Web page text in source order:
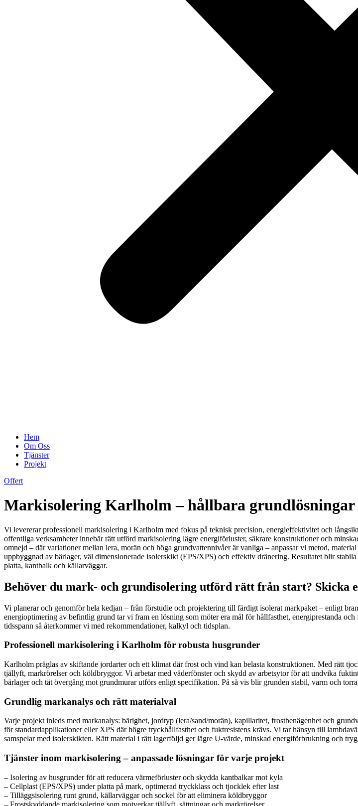
Hem
Om Oss
Tjänster
Projekt
Offert
Markisolering Karlholm – hållbara
Vi levererar professionell markisolering i Karlholm med fokus på teknisk precision, energieffektivitet och
offentliga verksamheter innebär rätt utförd markisolering lägre energiförluster, säkrare konstruktioner och
omnejd – där variationer mellan lera, morän och höga grundvattennivåer är vanliga – anpassar vi metod,
uppbyggnad av bärlager, väl dimensionerade isolerskikt (EPS/XPS) och effektiv dränering. Resultatet blir
platta, kantbalk och källarväggar.
Behöver du mark- och grundisolering utförd rätt från start?
Vi planerar och genomför hela kedjan – från förstudie och projektering till färdigt isolerat markpaket – enligt
energioptimering av befintlig grund tar vi fram en lösning som möter era mål för hållfasthet, energiprestanda
tidsspann så återkommer vi med rekommendationer, kalkyl och tidsplan.
Professionell markisolering i Karlholm för robusta husgrunder
Karlholm präglas av skiftande jordarter och ett klimat där frost och vind kan belasta konstruktionen. Med rätt
tjällyft, markrörelser och köldbryggor. Vi arbetar med väderfönster och skydd av arbetsytor för att undvika
bärlager och tät övergång mot grundmurar utförs enligt specifikation. På så vis blir grunden stabil, varm och
Grundlig markanalys och rätt materialval
Varje projekt inleds med markanalys: bärighet, jordtyp (lera/sand/morän), kapillaritet, frostbenägenhet och
för standardapplikationer eller XPS där högre tryckhållfasthet och fuktresistens krävs. Vi tar hänsyn till
samspelar med isolerskikten. Rätt material i rätt lagerföljd ger lägre U-värde, minskad energiförbrukning och
Tjänster inom markisolering – anpassade lösningar för varje projekt
– Isolering av husgrunder för att reducera värmeförluster och skydda kantbalkar mot kyla
– Cellplast (EPS/XPS) under platta på mark, optimerad tryckklass och tjocklek efter last
– Tilläggsisolering runt grund, källarväggar och sockel för att eliminera köldbryggor
– Frostskyddande markisolering som motverkar tjällyft, sättningar och markrörelser